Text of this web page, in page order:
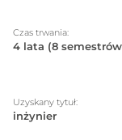
Czas trwania:
4 lata (8
Uzyskany tytuł:
inżynier